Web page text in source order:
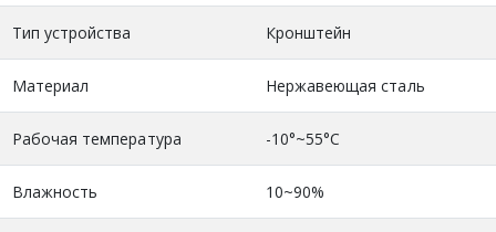
Тип устройства Кронштейн
Материал Нержавеющая сталь
Рабочая температура -10°~55°С
Влажность 10~90%